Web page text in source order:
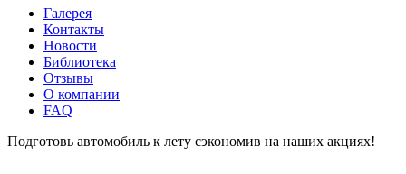
Галерея
Контакты
Новости
Библиотека
Отзывы
О компании
FAQ
Подготовь автомобиль к лету сэкономив на наших акциях!